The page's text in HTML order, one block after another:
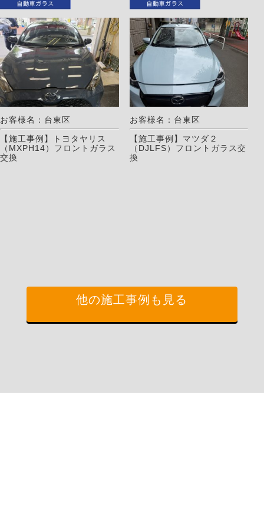
お客様名：台東区
【施工事例】トヨタヤリス
（MXPH14）フロントガラス
交換
お客様名：台東区
【施工事例】マツダ２
（DJLFS）フロントガラス交
換
他の施工事例も見る